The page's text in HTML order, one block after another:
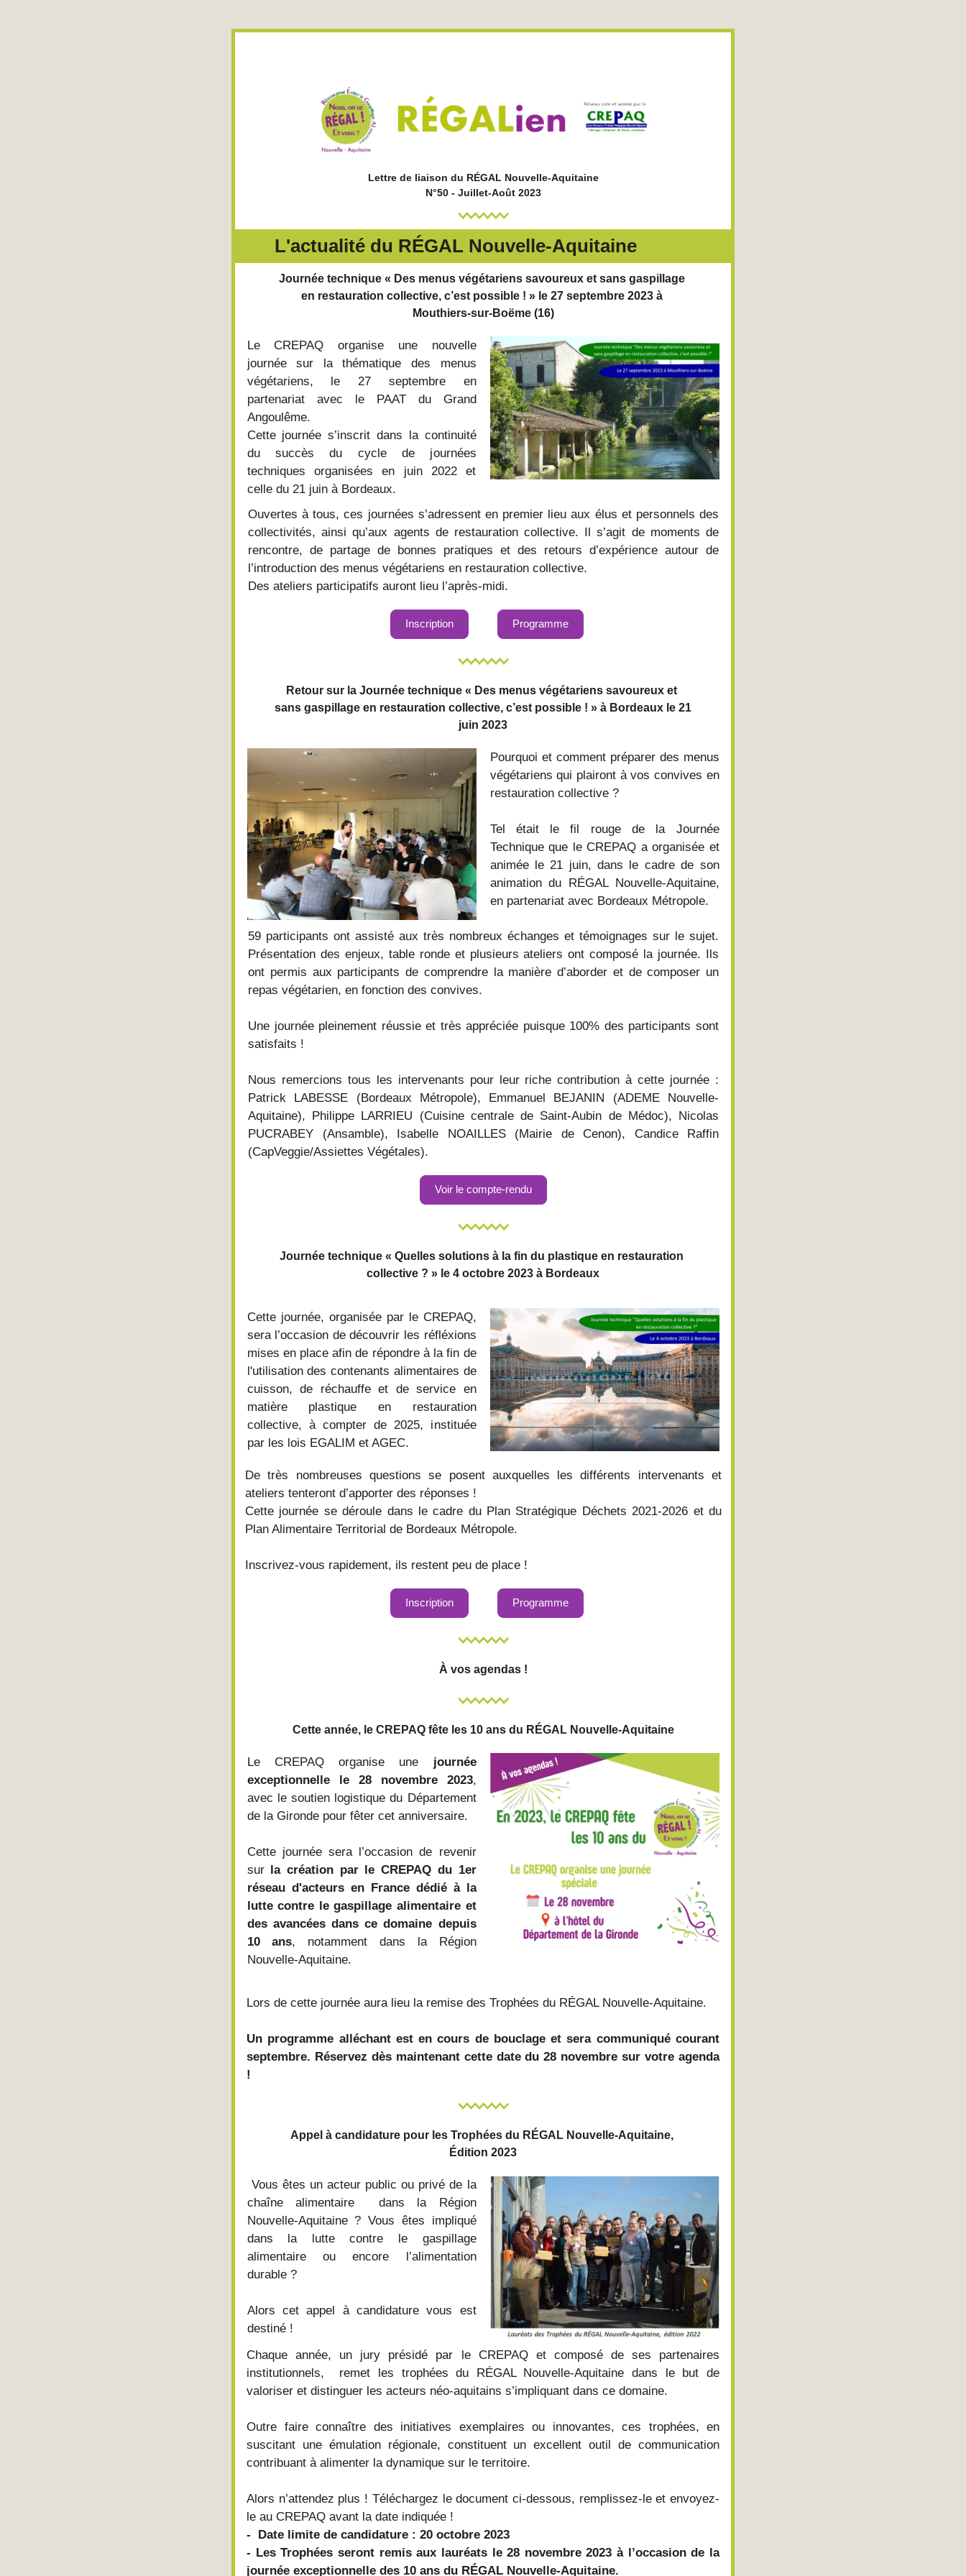
Lettre de liaison du RÉGAL Nouvelle-Aquitaine
N°50 - Juillet-Août 2023
L'actualité du RÉGAL Nouvelle-Aquitaine
Journée technique « Des menus végétariens savoureux et sans gaspillage
en restauration collective, c’est possible ! » le 27 septembre 2023 à
Mouthiers-sur-Boëme (16)
Le CREPAQ organise une nouvelle
journée sur la thématique des menus
végétariens, le 27 septembre en
partenariat avec le PAAT du Grand
Angoulême.
Cette journée s’inscrit dans la continuité
du succès du cycle de journées
techniques organisées en juin 2022 et
celle du 21 juin à Bordeaux.
Ouvertes à tous, ces journées s’adressent en premier lieu aux élus et personnels des
collectivités, ainsi qu’aux agents de restauration collective. Il s’agit de moments de
rencontre, de partage de bonnes pratiques et des retours d’expérience autour de
l’introduction des menus végétariens en restauration collective.
Des ateliers participatifs auront lieu l’après-midi.
Inscription Programme
Retour sur la Journée technique « Des menus végétariens savoureux et
sans gaspillage en restauration collective, c’est possible ! » à Bordeaux le 21
juin 2023
Pourquoi et comment préparer des menus
végétariens qui plairont à vos convives en
restauration collective ?
Tel était le fil rouge de la Journée
Technique que le CREPAQ a organisée et
animée le 21 juin, dans le cadre de son
animation du RÉGAL Nouvelle-Aquitaine,
en partenariat avec Bordeaux Métropole.
59 participants ont assisté aux très nombreux échanges et témoignages sur le sujet.
Présentation des enjeux, table ronde et plusieurs ateliers ont composé la journée. Ils
ont permis aux participants de comprendre la manière d’aborder et de composer un
repas végétarien, en fonction des convives.
Une journée pleinement réussie et très appréciée puisque 100% des participants sont
satisfaits !
Nous remercions tous les intervenants pour leur riche contribution à cette journée :
Patrick LABESSE (Bordeaux Métropole), Emmanuel BEJANIN (ADEME Nouvelle-
Aquitaine), Philippe LARRIEU (Cuisine centrale de Saint-Aubin de Médoc), Nicolas
PUCRABEY (Ansamble), Isabelle NOAILLES (Mairie de Cenon), Candice Raffin
(CapVeggie/Assiettes Végétales).
Voir le compte-rendu
Journée technique « Quelles solutions à la fin du plastique en restauration
collective ? » le 4 octobre 2023 à Bordeaux
Cette journée, organisée par le CREPAQ,
sera l’occasion de découvrir les réfléxions
mises en place afin de répondre à la fin de
l'utilisation des contenants alimentaires de
cuisson, de réchauffe et de service en
matière plastique en restauration
collective, à compter de 2025, instituée
par les lois EGALIM et AGEC.
De très nombreuses questions se posent auxquelles les différents intervenants et
ateliers tenteront d’apporter des réponses !
Cette journée se déroule dans le cadre du Plan Stratégique Déchets 2021-2026 et du
Plan Alimentaire Territorial de Bordeaux Métropole.
Inscrivez-vous rapidement, ils restent peu de place !
Inscription Programme
À vos agendas !
Cette année, le CREPAQ fête les 10 ans du RÉGAL Nouvelle-Aquitaine
Le CREPAQ organise une journée
exceptionnelle le 28 novembre 2023,
avec le soutien logistique du Département
de la Gironde pour fêter cet anniversaire.
Cette journée sera l’occasion de revenir
sur la création par le CREPAQ du 1er
réseau d'acteurs en France dédié à la
lutte contre le gaspillage alimentaire et
des avancées dans ce domaine depuis
10 ans, notamment dans la Région
Nouvelle-Aquitaine.
Lors de cette journée aura lieu la remise des Trophées du RÉGAL Nouvelle-Aquitaine.
Un programme alléchant est en cours de bouclage et sera communiqué courant
septembre. Réservez dès maintenant cette date du 28 novembre sur votre agenda
!
Appel à candidature pour les Trophées du RÉGAL Nouvelle-Aquitaine,
Édition 2023
Vous êtes un acteur public ou privé de la
chaîne alimentaire  dans la Région
Nouvelle-Aquitaine ? Vous êtes impliqué
dans la lutte contre le gaspillage
alimentaire ou encore l’alimentation
durable ?
Alors cet appel à candidature vous est
destiné !
Chaque année, un jury présidé par le CREPAQ et composé de ses partenaires
institutionnels,  remet les trophées du RÉGAL Nouvelle-Aquitaine dans le but de
valoriser et distinguer les acteurs néo-aquitains s’impliquant dans ce domaine.
Outre faire connaître des initiatives exemplaires ou innovantes, ces trophées, en
suscitant une émulation régionale, constituent un excellent outil de communication
contribuant à alimenter la dynamique sur le territoire.
Alors n’attendez plus ! Téléchargez le document ci-dessous, remplissez-le et envoyez-
le au CREPAQ avant la date indiquée !
-  Date limite de candidature : 20 octobre 2023
- Les Trophées seront remis aux lauréats le 28 novembre 2023 à l’occasion de la
journée exceptionnelle des 10 ans du RÉGAL Nouvelle-Aquitaine.